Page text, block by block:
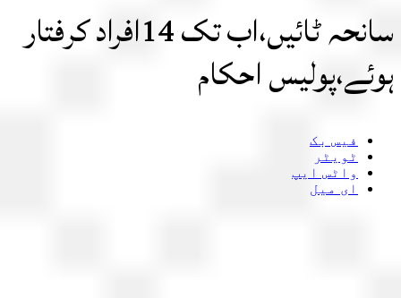
سانحہ ٹائیں،اب تک 14افراد کرفتار
احکام
فیس بک
ٹویٹر
واٹس ایپ
ای میل